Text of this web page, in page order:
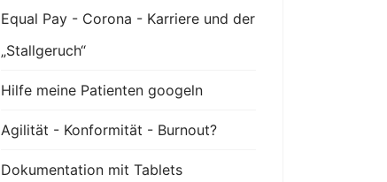
Equal Pay - Corona - Karriere und der
„Stallgeruch“
Hilfe meine Patienten googeln
Agilität - Konformität - Burnout?
Dokumentation mit Tablets